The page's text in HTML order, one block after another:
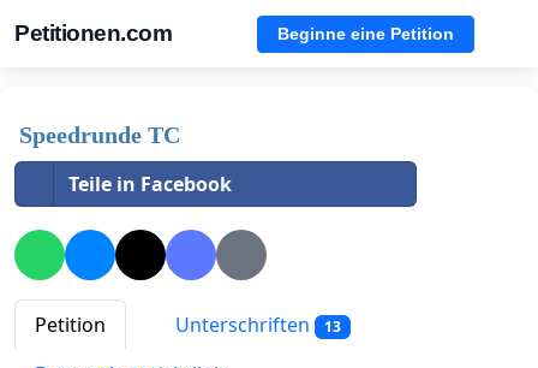
Petitionen.com Beginne eine Petition
Speedrunde TC
Teile in Facebook
Petition Unterschriften 13